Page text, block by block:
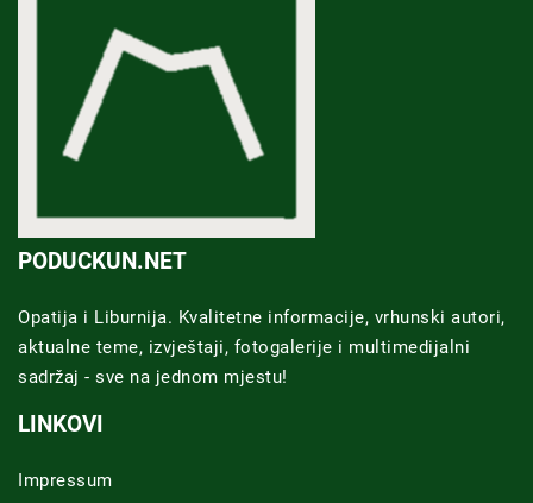
PODUCKUN.NET
Opatija i Liburnija. Kvalitetne informacije, vrhunski autori,
aktualne teme, izvještaji, fotogalerije i multimedijalni
sadržaj - sve na jednom mjestu!
LINKOVI
Impressum